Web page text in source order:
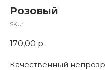
Розовый
SKU:
170,00 р.
Качественный